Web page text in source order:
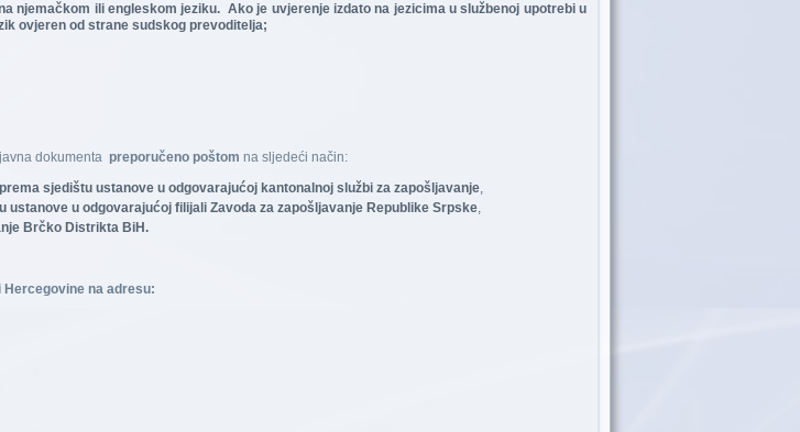
njemačkom ili engleskom jeziku. Ako je uvjerenje izdato na jezicima u službenoj upotrebi u
ovjeren od strane sudskog prevoditelja;
dokumenta preporučeno poštom na sljedeći način:
sjedištu ustanove u odgovarajućoj kantonalnoj službi za zapošljavanje,
ustanove u odgovarajućoj filijali Zavoda za zapošljavanje Republike Srpske,
Brčko Distrikta BiH.
na adresu: